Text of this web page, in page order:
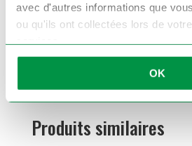
avec d'autres informations que
ou qu'ils ont collectées lors de
services.
OK
professionnel, ces rampes
une solution idéale pour
équipements en toute sécurité.
Commandez dès maintenant
d'accès 350 kget facilitez vos
Produits similaires